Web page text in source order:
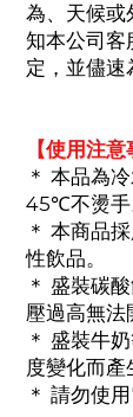
為、天候或
知本公司客
定，並儘速
【使用注意
＊ 本品為
45℃不燙手
＊ 本商品
性飲品。
＊ 盛裝碳
壓過高無法
＊ 盛裝牛
度變化而產
＊ 請勿使